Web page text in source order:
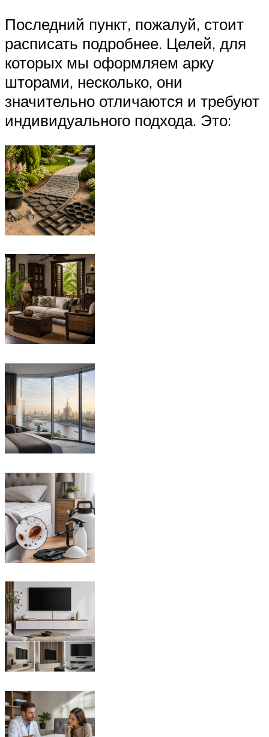
Последний пункт, пожалуй, стоит
расписать подробнее. Целей, для
которых мы оформляем арку
шторами, несколько, они
значительно отличаются и требуют
индивидуального подхода. Это: